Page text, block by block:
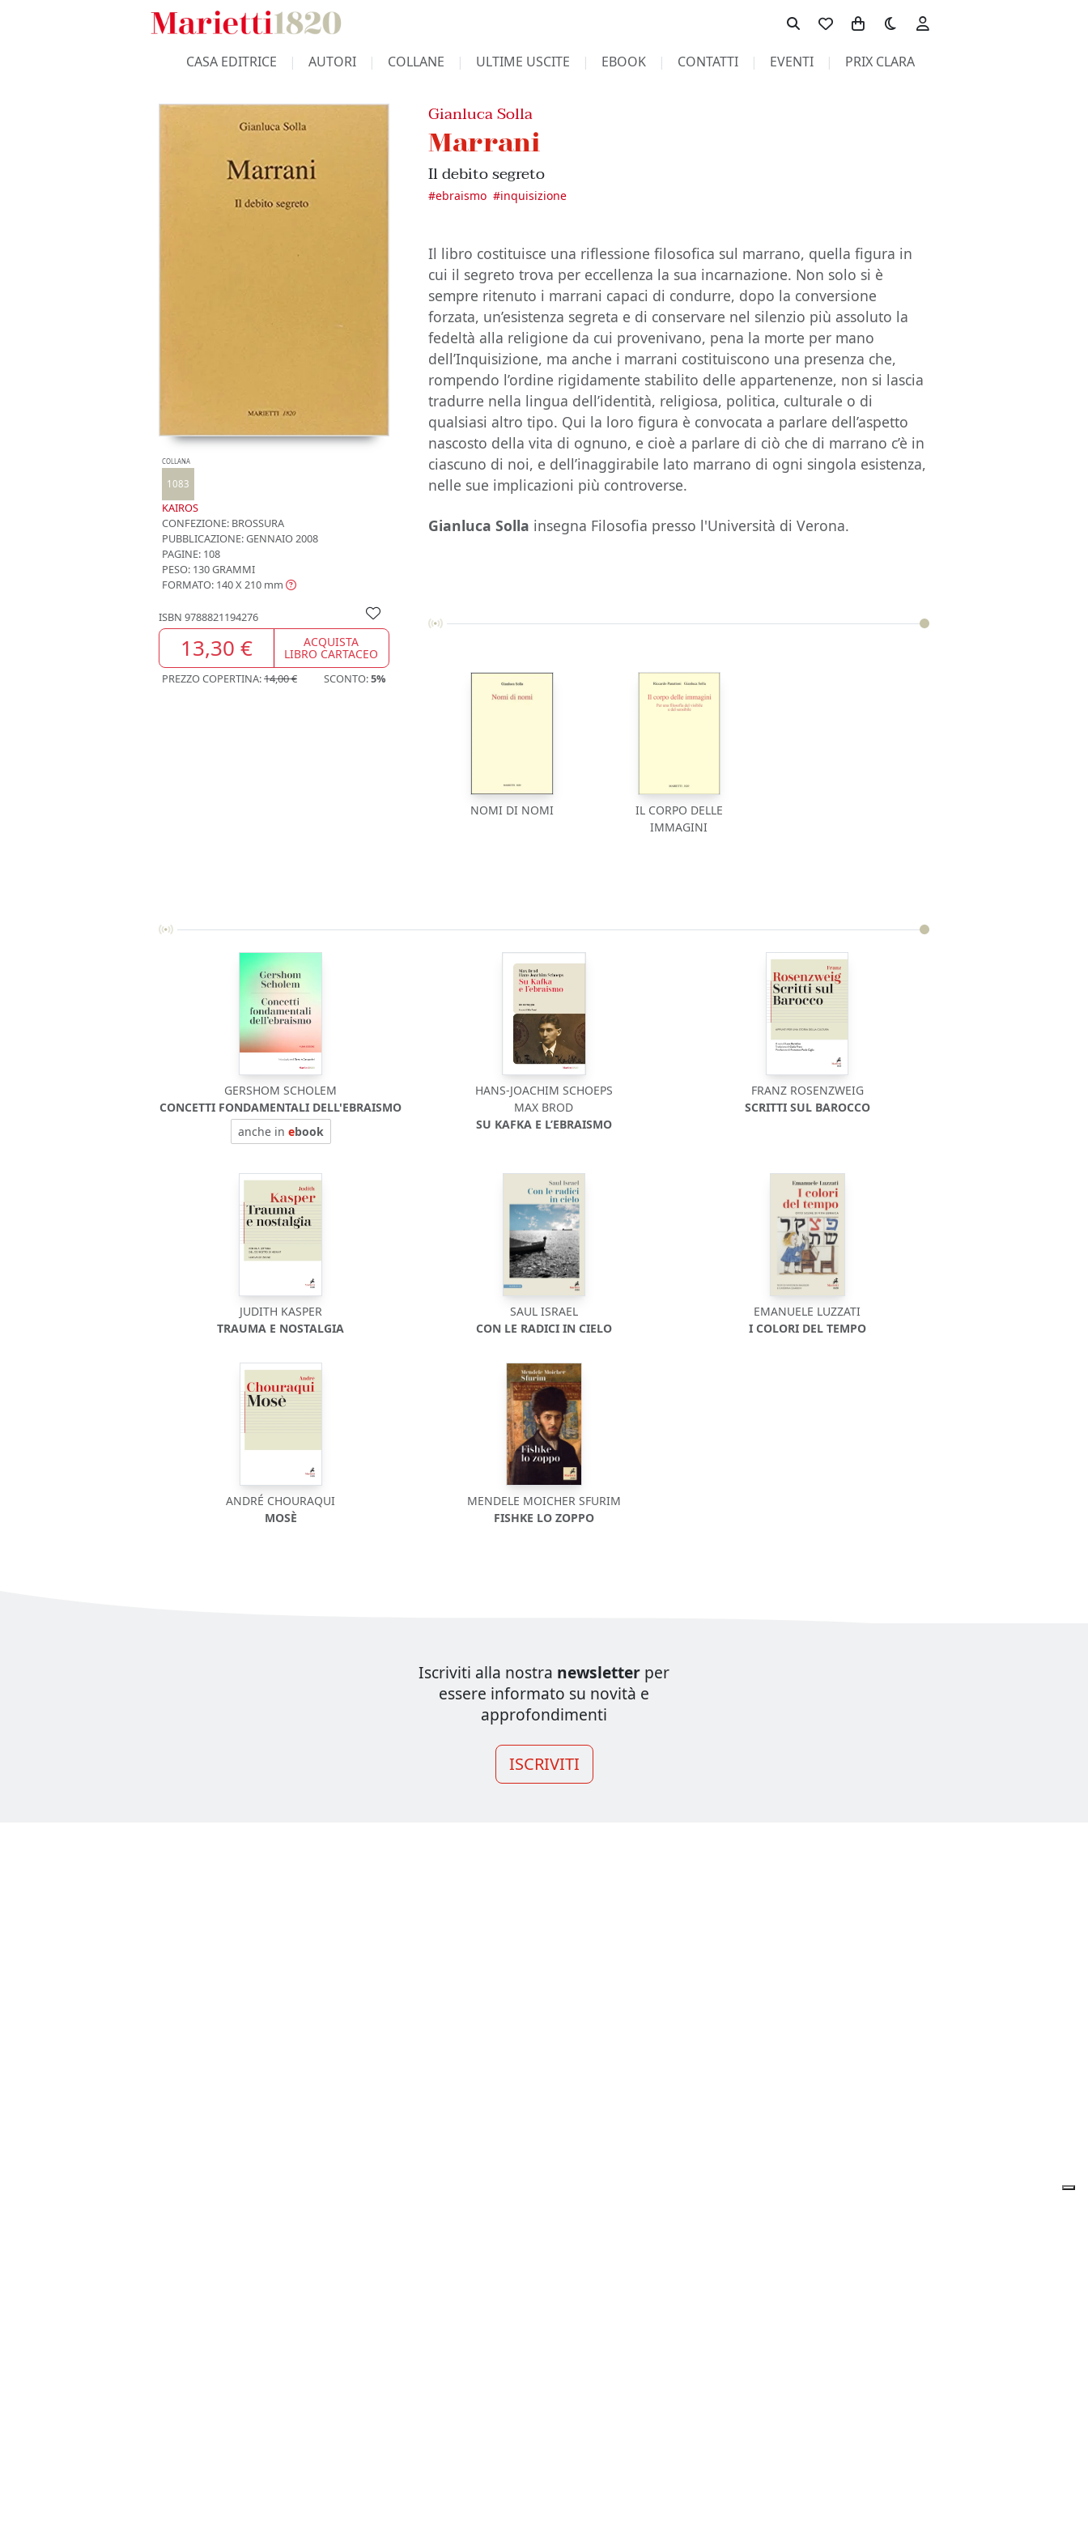
Toggle theme
CASA EDITRICE AUTORI COLLANE ULTIME USCITE EBOOK CONTATTI EVENTI PRIX CLARA
COLLANA
1083
KAIROS
CONFEZIONE: BROSSURA
PUBBLICAZIONE:GENNAIO 2008
PAGINE: 108
PESO: 130 GRAMMI
FORMATO: 140 X 210 mm
ISBN 9788821194276
13,30 € ACQUISTA
LIBRO CARTACEO
PREZZO COPERTINA:14,00 € SCONTO:5%
Gianluca Solla
Marrani
Il debito segreto
#ebraismo #inquisizione
Il libro costituisce una riflessione filosofica sul marrano, quella figura in
cui il segreto trova per eccellenza la sua incarnazione. Non solo si è
sempre ritenuto i marrani capaci di condurre, dopo la conversione
forzata, un’esistenza segreta e di conservare nel silenzio più assoluto la
fedeltà alla religione da cui provenivano, pena la morte per mano
dell’Inquisizione, ma anche i marrani costituiscono una presenza che,
rompendo l’ordine rigidamente stabilito delle appartenenze, non si lascia
tradurre nella lingua dell’identità, religiosa, politica, culturale o di
qualsiasi altro tipo. Qui la loro figura è convocata a parlare dell’aspetto
nascosto della vita di ognuno, e cioè a parlare di ciò che di marrano c’è in
ciascuno di noi, e dell’inaggirabile lato marrano di ogni singola esistenza,
nelle sue implicazioni più controverse.
Gianluca Solla insegna Filosofia presso l'Università di Verona.
NOMI DI NOMI
IL CORPO DELLE
IMMAGINI
GERSHOM SCHOLEM
CONCETTI FONDAMENTALI DELL'EBRAISMO
anche in ebook
HANS-JOACHIM SCHOEPS
MAX BROD
SU KAFKA E L’EBRAISMO
FRANZ ROSENZWEIG
SCRITTI SUL BAROCCO
JUDITH KASPER
TRAUMA E NOSTALGIA
SAUL ISRAEL
CON LE RADICI IN CIELO
EMANUELE LUZZATI
I COLORI DEL TEMPO
ANDRÉ CHOURAQUI
MOSÈ
MENDELE MOICHER SFURIM
FISHKE LO ZOPPO
Iscriviti alla nostra newsletter per
essere informato su novità e
approfondimenti
ISCRIVITI